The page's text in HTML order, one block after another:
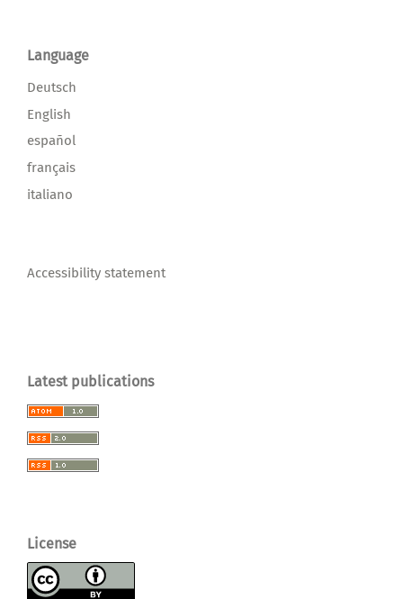
Language
Deutsch
English
español
français
italiano
Accessibility statement
Latest publications
License